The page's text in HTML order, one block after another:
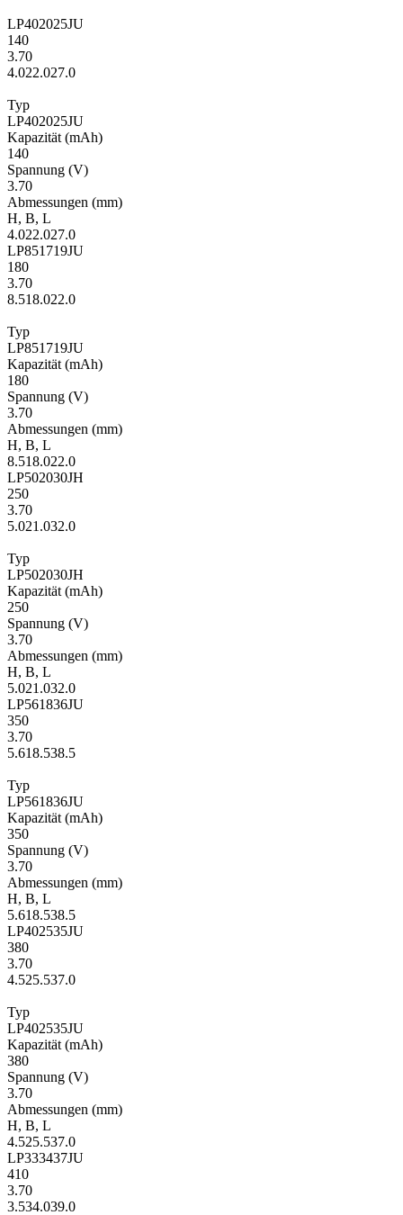
LP402025JU
140
3.70
4.022.027.0
Typ
LP402025JU
Kapa­zität (mAh)
140
Span­nung (V)
3.70
Ab­mes­sungen (mm)
H, B, L
4.022.027.0
LP851719JU
180
3.70
8.518.022.0
Typ
LP851719JU
Kapa­zität (mAh)
180
Span­nung (V)
3.70
Ab­mes­sungen (mm)
H, B, L
8.518.022.0
LP502030JH
250
3.70
5.021.032.0
Typ
LP502030JH
Kapa­zität (mAh)
250
Span­nung (V)
3.70
Ab­mes­sungen (mm)
H, B, L
5.021.032.0
LP561836JU
350
3.70
5.618.538.5
Typ
LP561836JU
Kapa­zität (mAh)
350
Span­nung (V)
3.70
Ab­mes­sungen (mm)
H, B, L
5.618.538.5
LP402535JU
380
3.70
4.525.537.0
Typ
LP402535JU
Kapa­zität (mAh)
380
Span­nung (V)
3.70
Ab­mes­sungen (mm)
H, B, L
4.525.537.0
LP333437JU
410
3.70
3.534.039.0